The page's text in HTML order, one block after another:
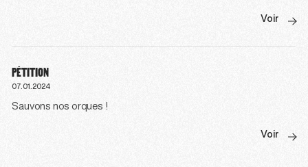
Voir
PÉTITION
07.01.2024
Sauvons nos orques !
Voir